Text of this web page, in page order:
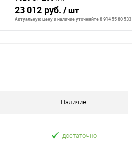
23 012 руб. / шт
Актуальную цену и наличие уточняйте 8 914 55 80 533
В избранноеНаличие
достаточно